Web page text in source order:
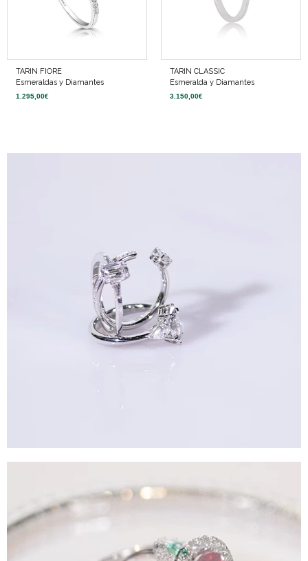
Esmeraldas y Diamantes
1.295,00€
Esmeralda y Diamantes
3.150,00€